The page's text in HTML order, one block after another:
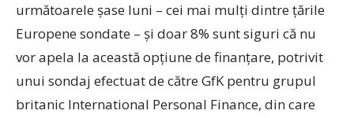
următoarele șase luni – cei mai mulți dintre țările
Europene sondate – și doar 8% sunt siguri că nu
vor apela la această opțiune de finanțare, potrivit
unui sondaj efectuat de către GfK pentru grupul
britanic International Personal Finance, din care